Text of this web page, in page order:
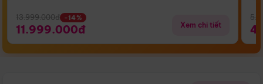
13.999.000đ -14%
11.999.000đ Xem chi tiết